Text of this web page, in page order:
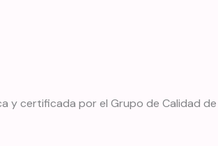
y certificada por el Grupo de Calidad de